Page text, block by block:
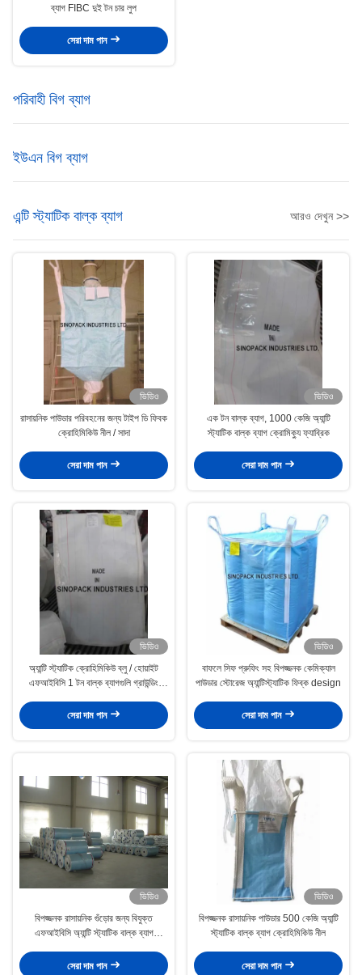
ব্যাগ FIBC দুই টন চার লুপ
সেরা দাম পান
পরিবাহী বিগ ব্যাগ
ইউএন বিগ ব্যাগ
এন্টি স্ট্যাটিক বাল্ক ব্যাগ আরও দেখুন >>
ভিডিও
রাসায়নিক পাউডার পরিবহনের জন্য টাইপ ডি ফিবক
ক্রোহিমিকিউ নীল / সাদা
সেরা দাম পান
ভিডিও
এক টন বাল্ক ব্যাগ, 1000 কেজি অ্যান্টি
স্ট্যাটিক বাল্ক ব্যাগ ক্রোমিক্যু ফ্যাব্রিক
সেরা দাম পান
ভিডিও
অ্যান্টি স্ট্যাটিক ক্রোহিমিকিউ ব্লু / হোয়াইট
এফআইবিসি 1 টন বাল্ক ব্যাগগুলি গ্রাউন্ডিং
সেরা দাম পান
ভিডিও
বাফলে সিফ প্রুফিং সহ বিপজ্জনক কেমিক্যাল
পাউডার স্টোরেজ অ্যান্টিস্ট্যাটিক ফিব্ক design
সেরা দাম পান
ভিডিও
বিপজ্জনক রাসায়নিক গুঁড়োর জন্য বিযুক্ত
এফআইবিসি অ্যান্টি স্ট্যাটিক বাল্ক ব্যাগ
সেরা দাম পান
ভিডিও
বিপজ্জনক রাসায়নিক পাউডার 500 কেজি অ্যান্টি
স্ট্যাটিক বাল্ক ব্যাগ ক্রোহিমিকিউ নীল
সেরা দাম পান